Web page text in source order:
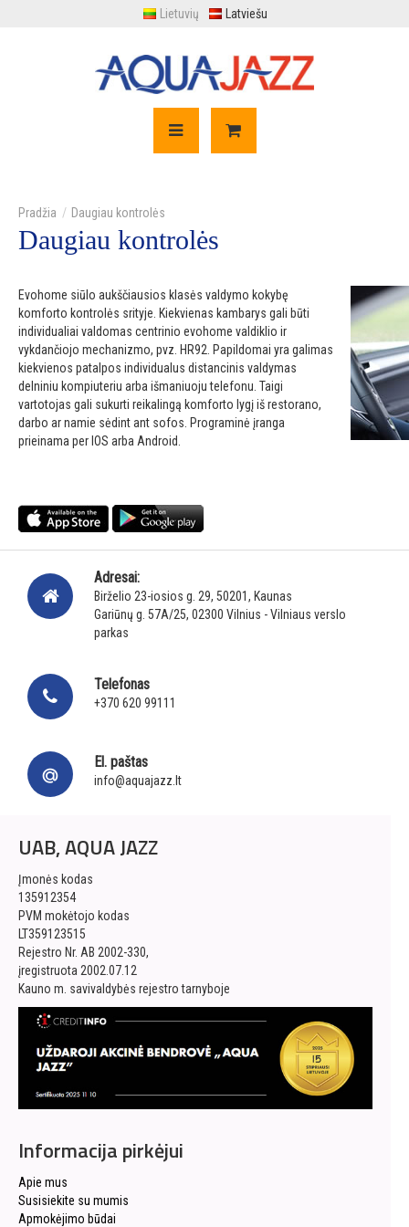
Lietuvių Latviešu
Daugiau kontrolės
Daugiau kontrolės
Evohome siūlo aukščiausios klasės valdymo kokybę
komforto kontrolės srityje. Kiekvienas kambarys gali būti
individualiai valdomas centrinio evohome valdiklio ir
vykdančiojo mechanizmo, pvz. HR92. Papildomai yra galimas
kiekvienos patalpos individualus distancinis valdymas
delniniu kompiuteriu arba išmaniuoju telefonu. Taigi
vartotojas gali sukurti reikalingą komforto lygį iš restorano,
darbo ar namie sėdint ant sofos. Programinė įranga
prieinama per IOS arba Android.
Adresai:
Birželio 23-iosios g. 29, 50201, Kaunas
Gariūnų g. 57A/25, 02300 Vilnius - Vilniaus verslo
parkas
Telefonas
+370 620 99111
El. paštas
info@aquajazz.lt
UAB, AQUA JAZZ
Įmonės kodas
135912354
PVM mokėtojo kodas
LT359123515
Rejestro Nr. AB 2002-330,
įregistruota 2002.07.12
Kauno m. savivaldybės rejestro tarnyboje
Informacija pirkėjui
Apie mus
Susisiekite su mumis
Apmokėjimo būdai